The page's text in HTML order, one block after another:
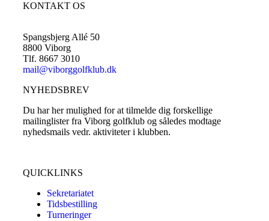
KONTAKT OS
Spangsbjerg Allé 50
8800 Viborg
Tlf. 8667 3010
mail@viborggolfklub.dk
NYHEDSBREV
Du har her mulighed for at tilmelde dig forskellige
mailinglister fra Viborg golfklub og således modtage
nyhedsmails vedr. aktiviteter i klubben.
QUICKLINKS
Sekretariatet
Tidsbestilling
Turneringer